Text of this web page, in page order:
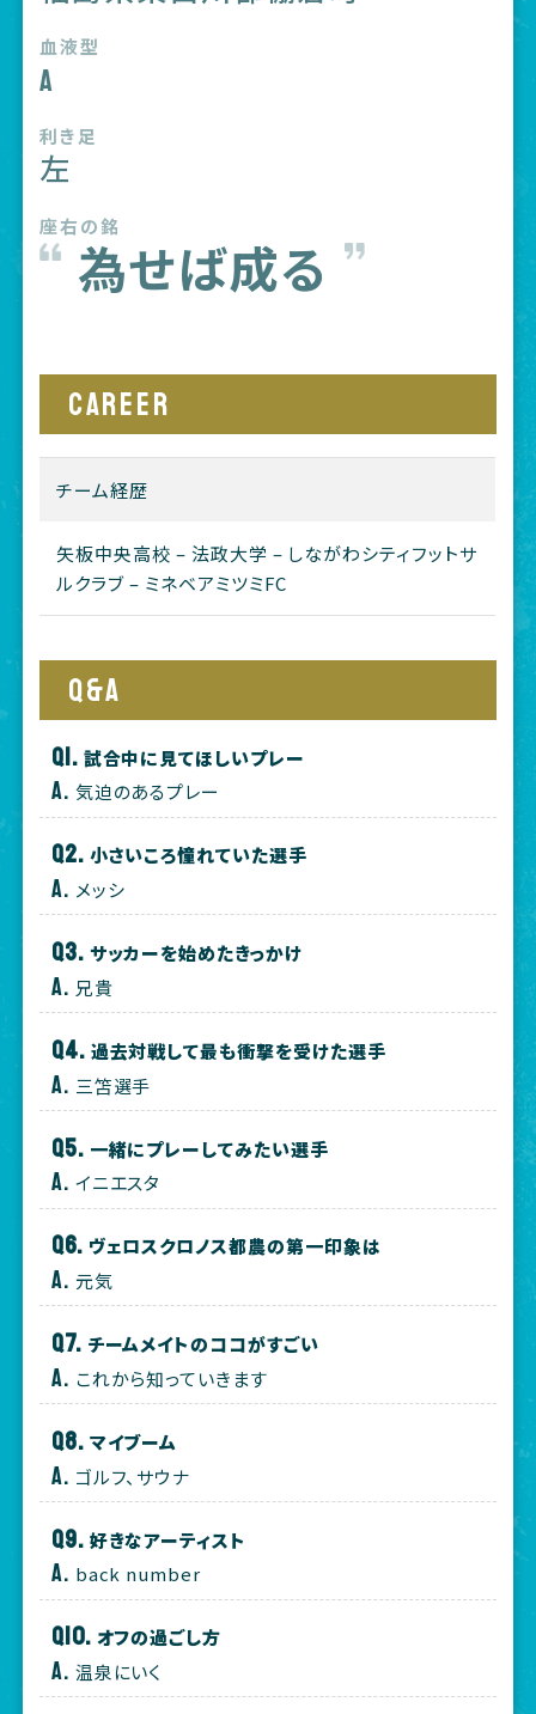
血液型
A
利き足
左
座右の銘
為せば成る
CAREER
チーム経歴
矢板中央高校 – 法政大学 – しながわシティフットサ
ルクラブ – ミネベアミツミFC
Q&A
試合中に見てほしいプレー
気迫のあるプレー
小さいころ憧れていた選手
メッシ
サッカーを始めたきっかけ
兄貴
過去対戦して最も衝撃を受けた選手
三笘選手
一緒にプレーしてみたい選手
イニエスタ
ヴェロスクロノス都農の第一印象は
元気
チームメイトのココがすごい
これから知っていきます
マイブーム
ゴルフ、サウナ
好きなアーティスト
back number
オフの過ごし方
温泉にいく